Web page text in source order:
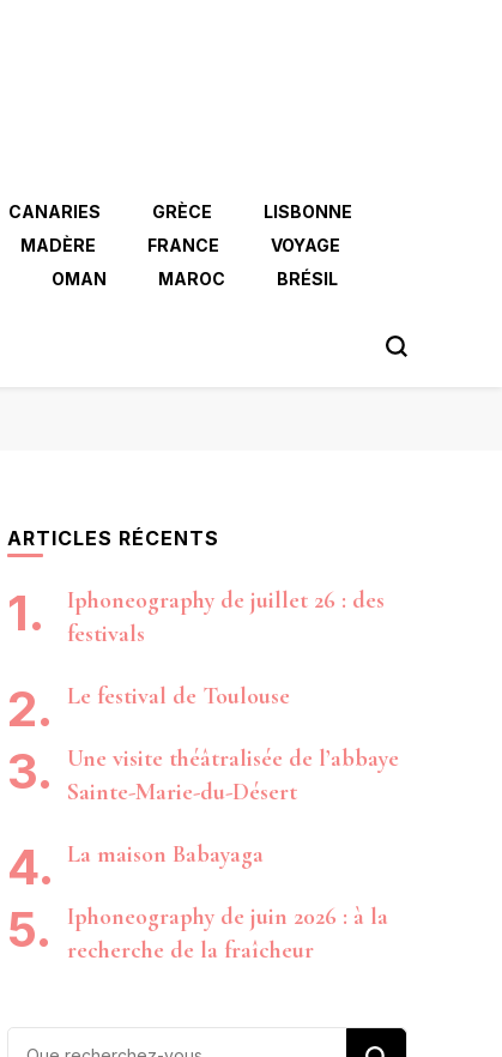
CANARIES GRÈCE
LISBONNE
MADÈRE FRANCE
VOYAGE
OMAN MAROC
BRÉSIL
ARTICLES RÉCENTS
Iphoneography de juillet 26 : des
festivals
Le festival de Toulouse
Une visite théâtralisée de l’abbaye
Sainte-Marie-du-Désert
La maison Babayaga
Iphoneography de juin 2026 : à la
recherche de la fraîcheur
Vous